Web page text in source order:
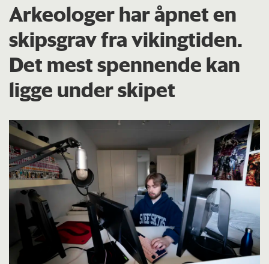
Arkeologer har åpnet en
skipsgrav fra vikingtiden.
Det mest spennende kan
ligge under skipet